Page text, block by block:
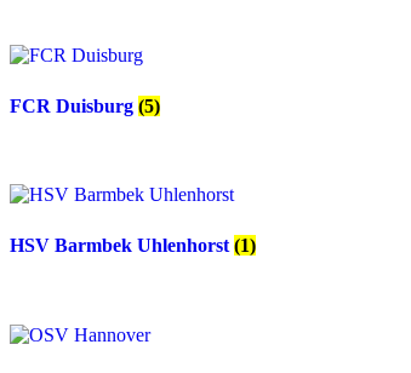
FCR Duisburg (5)
HSV Barmbek Uhlenhorst(1)